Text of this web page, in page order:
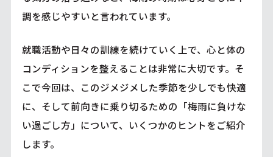
調を感じやすいと言われています。
就職活動や日々の訓練を続けていく上で、心と体の
コンディションを整えることは非常に大切です。そ
こで今回は、このジメジメした季節を少しでも快適
に、そして前向きに乗り切るための「梅雨に負けな
い過ごし方」について、いくつかのヒントをご紹介
します。